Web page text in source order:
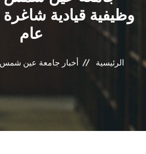
وظيفية قيادية
عام
الرئيسية أخبار جامعة عين شمس